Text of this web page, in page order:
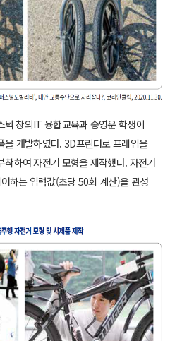
창의IT 융합교육과 송영운 학생이
을 개발하였다. 3D프린터로 프레임을
착하여 자전거 모형을 제작했다. 자전거
하는 입력값(초당 50회 계산)을 관성